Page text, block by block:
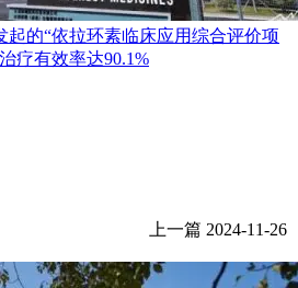
起的“依拉环素临床应用综合评价项
疗有效率达90.1%
上一篇 2024-11-26